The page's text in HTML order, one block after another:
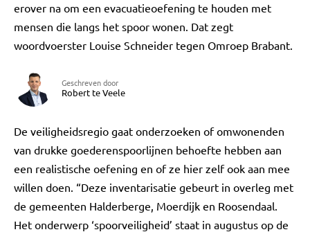
erover na om een evacuatieoefening te houden met
mensen die langs het spoor wonen. Dat zegt
woordvoerster Louise Schneider tegen Omroep Brabant.
Geschreven door
Robert te Veele
De veiligheidsregio gaat onderzoeken of omwonenden
van drukke goederenspoorlijnen behoefte hebben aan
een realistische oefening en of ze hier zelf ook aan mee
willen doen. “Deze inventarisatie gebeurt in overleg met
de gemeenten Halderberge, Moerdijk en Roosendaal.
Het onderwerp ‘spoorveiligheid’ staat in augustus op de